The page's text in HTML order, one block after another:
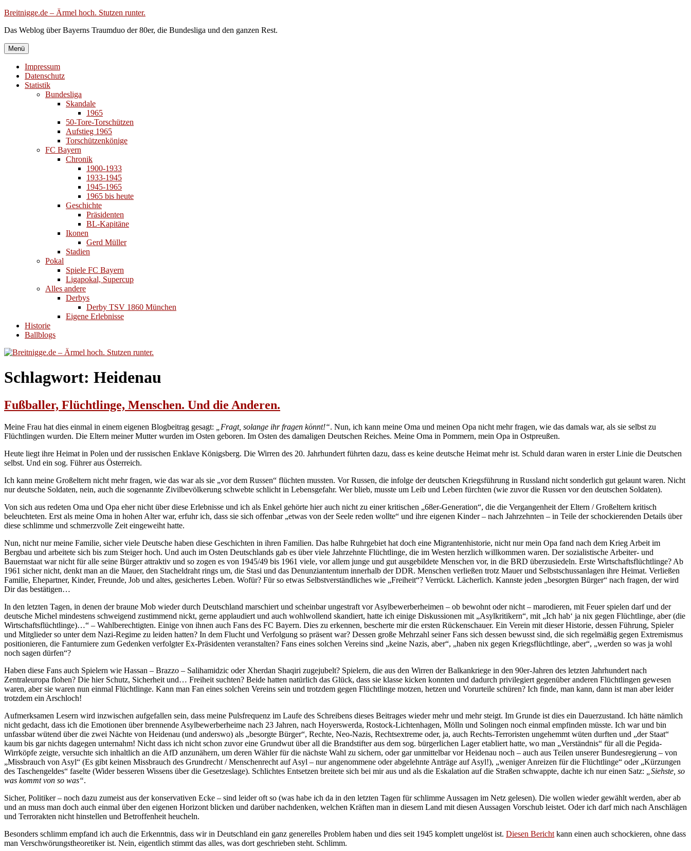
Zum
springen
Breitnigge.de – Ärmel hoch. Stutzen runter.
Das Weblog über Bayerns Traumduo der 80er, die Bundesliga und den ganzen Rest.
Menü
Impressum
Datenschutz
Statistik
Bundesliga
Skandale
1965
50-Tore-Torschützen
Aufstieg 1965
Torschützenkönige
FC Bayern
Chronik
1900-1933
1933-1945
1945-1965
1965 bis heute
Geschichte
Präsidenten
BL-Kapitäne
Ikonen
Gerd Müller
Stadien
Pokal
Spiele FC Bayern
Ligapokal, Supercup
Alles andere
Derbys
Derby TSV 1860 München
Eigene Erlebnisse
Historie
Ballblogs
Schlagwort: Heidenau
Fußballer, Flüchtlinge, Menschen. Und die Anderen.
Meine Frau hat dies einmal in einem eigenen Blogbeitrag gesagt: „Fragt, solange ihr fragen könnt!“. Nun, ich kann meine Oma und meinen Opa nicht mehr fragen, wie das damals war, als sie selbst zu
Flüchtlingen wurden. Die Eltern meiner Mutter wurden im Osten geboren. Im Osten des damaligen Deutschen Reiches. Meine Oma in Pommern, mein Opa in Ostpreußen.
Heute liegt ihre Heimat in Polen und der russischen Enklave Königsberg. Die Wirren des 20. Jahrhundert führten dazu, dass es keine deutsche Heimat mehr ist. Schuld daran waren in erster Linie die Deutschen
selbst. Und ein sog. Führer aus Österreich.
Ich kann meine Großeltern nicht mehr fragen, wie das war als sie „vor dem Russen“ flüchten mussten. Vor Russen, die infolge der deutschen Kriegsführung in Russland nicht sonderlich gut gelaunt waren. Nicht
nur deutsche Soldaten, nein, auch die sogenannte Zivilbevölkerung schwebte schlicht in Lebensgefahr. Wer blieb, musste um Leib und Leben fürchten (wie zuvor die Russen vor den deutschen Soldaten).
Von sich aus redeten Oma und Opa eher nicht über diese Erlebnisse und ich als Enkel gehörte hier auch nicht zu einer kritischen „68er-Generation“, die die Vergangenheit der Eltern / Großeltern kritisch
beleuchteten. Erst als meine Oma in hohen Alter war, erfuhr ich, dass sie sich offenbar „etwas von der Seele reden wollte“ und ihre eigenen Kinder – nach Jahrzehnten – in Teile der schockierenden Details über
diese schlimme und schmerzvolle Zeit eingeweiht hatte.
Nun, nicht nur meine Familie, sicher viele Deutsche haben diese Geschichten in ihren Familien. Das halbe Ruhrgebiet hat doch eine Migrantenhistorie, nicht nur mein Opa fand nach dem Krieg Arbeit im
Bergbau und arbeitete sich bis zum Steiger hoch. Und auch im Osten Deutschlands gab es über viele Jahrzehnte Flüchtlinge, die im Westen herzlich willkommen waren. Der sozialistische Arbeiter- und
Bauernstaat war nicht für alle seine Bürger attraktiv und so zogen es von 1945/49 bis 1961 viele, vor allem junge und gut ausgebildete Menschen vor, in die BRD überzusiedeln. Erste Wirtschaftsflüchtlinge? Ab
1961 sicher nicht, denkt man an die Mauer, den Stacheldraht rings um, die Stasi und das Denunziantentum innerhalb der DDR. Menschen verließen trotz Mauer und Selbstschussanlagen ihre Heimat. Verließen
Familie, Ehepartner, Kinder, Freunde, Job und altes, gesichertes Leben. Wofür? Für so etwas Selbstverständliches wie „Freiheit“? Verrückt. Lächerlich. Kannste jeden „besorgten Bürger“ nach fragen, der wird
Dir das bestätigen…
In den letzten Tagen, in denen der braune Mob wieder durch Deutschland marschiert und scheinbar ungestraft vor Asylbewerberheimen – ob bewohnt oder nicht – marodieren, mit Feuer spielen darf und der
deutsche Michel mindestens schweigend zustimmend nickt, gerne applaudiert und auch wohlwollend skandiert, hatte ich einige Diskussionen mit „Asylkritikern“, mit „Ich hab‘ ja nix gegen Flüchtlinge, aber (die
Wirtschaftsflüchtlinge)…“ – Wahlberechtigten. Einige von ihnen auch Fans des FC Bayern. Dies zu erkennen, bescherte mir die ersten Rückenschauer. Ein Verein mit dieser Historie, dessen Führung, Spieler
und Mitglieder so unter dem Nazi-Regime zu leiden hatten? In dem Flucht und Verfolgung so präsent war? Dessen große Mehrzahl seiner Fans sich dessen bewusst sind, die sich regelmäßig gegen Extremismus
positionieren, die Fanturniere zum Gedenken verfolgter Ex-Präsidenten veranstalten? Fans eines solchen Vereins sind „keine Nazis, aber“, „haben nix gegen Kriegsflüchtlinge, aber“, „werden so was ja wohl
noch sagen dürfen“?
Haben diese Fans auch Spielern wie Hassan – Brazzo – Salihamidzic oder Xherdan Shaqiri zugejubelt? Spielern, die aus den Wirren der Balkankriege in den 90er-Jahren des letzten Jahrhundert nach
Zentraleuropa flohen? Die hier Schutz, Sicherheit und… Freiheit suchten? Beide hatten natürlich das Glück, dass sie klasse kicken konnten und dadurch privilegiert gegenüber anderen Flüchtlingen gewesen
waren, aber sie waren nun einmal Flüchtlinge. Kann man Fan eines solchen Vereins sein und trotzdem gegen Flüchtlinge motzen, hetzen und Vorurteile schüren? Ich finde, man kann, dann ist man aber leider
trotzdem ein Arschloch!
Aufmerksamen Lesern wird inzwischen aufgefallen sein, dass meine Pulsfrequenz im Laufe des Schreibens dieses Beitrages wieder mehr und mehr steigt. Im Grunde ist dies ein Dauerzustand. Ich hätte nämlich
nicht gedacht, dass ich die Emotionen über brennende Asylbewerberheime nach 23 Jahren, nach Hoyerswerda, Rostock-Lichtenhagen, Mölln und Solingen noch einmal empfinden müsste. Ich war und bin
unfassbar wütend über die zwei Nächte von Heidenau (und anderswo) als „besorgte Bürger“, Rechte, Neo-Nazis, Rechtsextreme oder, ja, auch Rechts-Terroristen ungehemmt wüten durften und „der Staat“
kaum bis gar nichts dagegen unternahm! Nicht dass ich nicht schon zuvor eine Grundwut über all die Brandstifter aus dem sog. bürgerlichen Lager etabliert hatte, wo man „Verständnis“ für all die Pegida-
Wirrköpfe zeigte, versuchte sich inhaltlich an die AfD anzunähern, um deren Wähler für die nächste Wahl zu sichern, oder gar unmittelbar vor Heidenau noch – auch aus Teilen unserer Bundesregierung – von
„Missbrauch von Asyl“ (Es gibt keinen Missbrauch des Grundrecht / Menschenrecht auf Asyl – nur angenommene oder abgelehnte Anträge auf Asyl!), „weniger Anreizen für die Flüchtlinge“ oder „Kürzungen
des Taschengeldes“ faselte (Wider besseren Wissens über die Gesetzeslage). Schlichtes Entsetzen breitete sich bei mir aus und als die Eskalation auf die Straßen schwappte, dachte ich nur einen Satz:
„Siehste, so
was kommt von so was“.
Sicher, Politiker – noch dazu zumeist aus der konservativen Ecke – sind leider oft so (was habe ich da in den letzten Tagen für schlimme Aussagen im Netz gelesen). Die wollen wieder gewählt werden, aber ab
und an muss man doch auch einmal über den eigenen Horizont blicken und darüber nachdenken, welchen Kräften man in diesem Land mit diesen Aussagen Vorschub leistet. Oder ich darf mich nach Anschlägen
und Terrorakten nicht hinstellen und Betroffenheit heucheln.
Besonders schlimm empfand ich auch die Erkenntnis, dass wir in Deutschland ein ganz generelles Problem haben und dies seit 1945 komplett ungelöst ist. Diesen Bericht kann einen auch schockieren, ohne dass
man Verschwörungstheoretiker ist. Nein, eigentlich stimmt das alles, was dort geschrieben steht. Schlimm.